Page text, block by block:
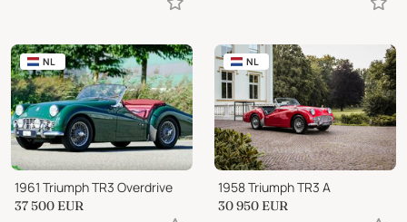
NL
1961 Triumph TR3 Overdrive
37 500 EUR
NL
1958 Triumph TR3 A
30 950 EUR